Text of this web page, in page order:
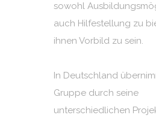
sowohl
auch Hilfestellung zu
ihnen Vorbild zu sein.
In Deutschland
Gruppe durch seine
unterschiedlichen